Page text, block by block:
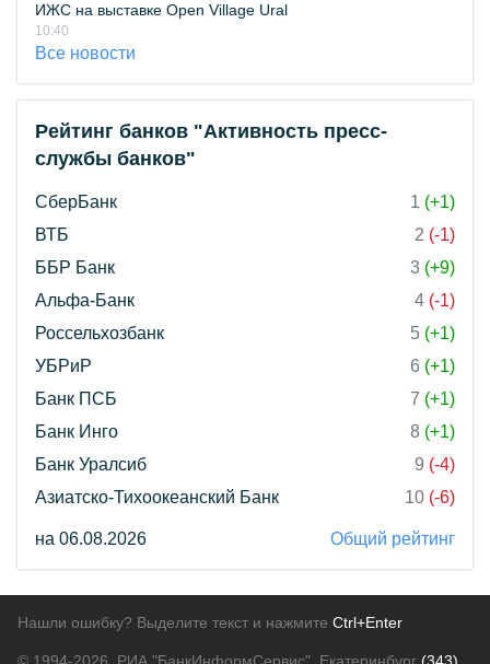
ИЖС на выставке Open Village Ural
10:40
Все новости
Рейтинг банков "Активность пресс-
службы банков"
СберБанк 1 (+1)
ВТБ
2 (-1)
ББР Банк
3 (+9)
Альфа-Банк
4 (-1)
Россельхозбанк
5 (+1)
УБРиР
6 (+1)
Банк ПСБ
7 (+1)
Банк Инго
8 (+1)
Банк Уралсиб
9 (-4)
Азиатско-Тихоокеанский Банк
10 (-6)
на 06.08.2026 Общий рейтинг
Нашли ошибку? Выделите текст и нажмите Ctrl+Enter